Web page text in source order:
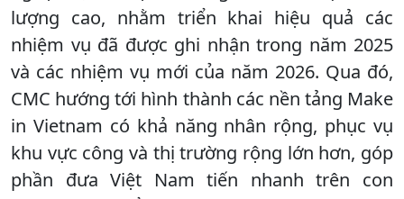
lượng cao, nhằm triển khai hiệu quả các
nhiệm vụ đã được ghi nhận trong năm 2025
và các nhiệm vụ mới của năm 2026. Qua đó,
CMC hướng tới hình thành các nền tảng Make
in Vietnam có khả năng nhân rộng, phục vụ
khu vực công và thị trường rộng lớn hơn, góp
phần đưa Việt Nam tiến nhanh trên con